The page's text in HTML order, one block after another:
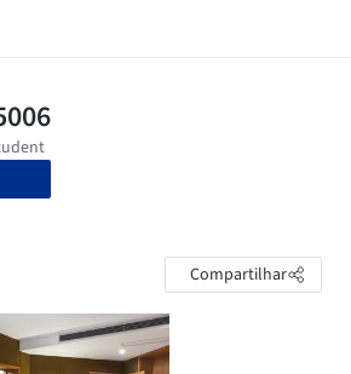
Compartilhar